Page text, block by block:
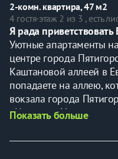
2-комн. квартира, 47 м2
4 гостя·этаж 2 из 3 , есть
Я рада
Уютные апартаменты
центре города
Каштановой аллеей в
попадаете на аллею,
вокзала города
«Цветник». Удачное
Показать больше